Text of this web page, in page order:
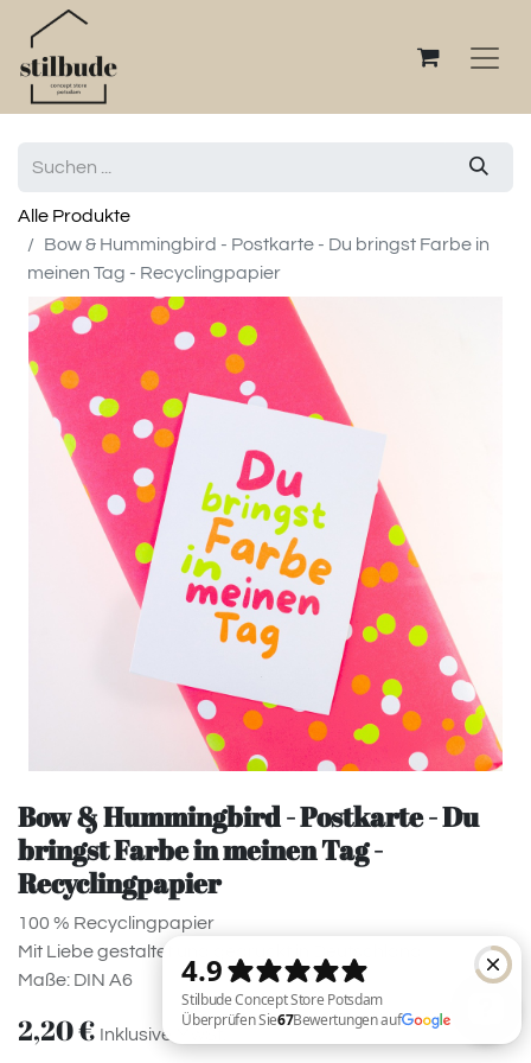
Alle Produkte
Bow & Hummingbird - Postkarte - Du bringst Farbe in
meinen Tag - Recyclingpapier
Bow & Hummingbird - Postkarte - Du
bringst Farbe in meinen Tag -
Recyclingpapier
100 % Recyclingpapier
Mit Liebe gestaltet und gedruckt in Deutschland
Maße: DIN A6
2,20€ Inklusive MwSt.